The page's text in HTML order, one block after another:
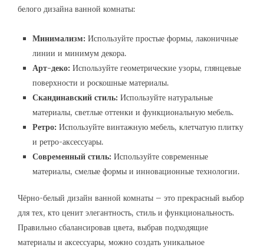
белого дизайна ванной комнаты:
Минимализм: Используйте простые формы, лаконичные
линии и минимум декора.
Арт-деко: Используйте геометрические узоры, глянцевые
поверхности и роскошные материалы.
Скандинавский стиль: Используйте натуральные
материалы, светлые оттенки и функциональную мебель.
Ретро: Используйте винтажную мебель, клетчатую плитку
и ретро-аксессуары.
Современный стиль: Используйте современные
материалы, смелые формы и инновационные технологии.
Чёрно-белый дизайн ванной комнаты – это прекрасный выбор
для тех, кто ценит элегантность, стиль и функциональность.
Правильно сбалансировав цвета, выбрав подходящие
материалы и аксессуары, можно создать уникальное